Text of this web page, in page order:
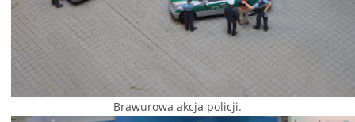
Brawurowa akcja policji.